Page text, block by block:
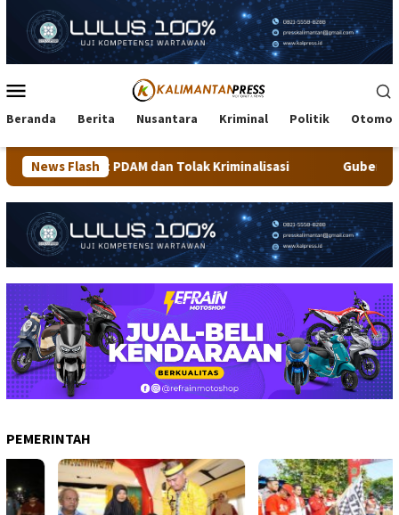
konten
Mobile
Beranda Berita Nusantara Kriminal Politik
News Flash
dan Tolak Kriminalisasi Gubernur Kaltara Jajal Trek
PEMERINTAH